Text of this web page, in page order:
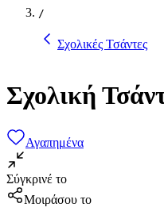
/
Σχολικές Τσάντες
Σχολική
Αγαπημένα
Σύγκρινέ το
Μοιράσου το